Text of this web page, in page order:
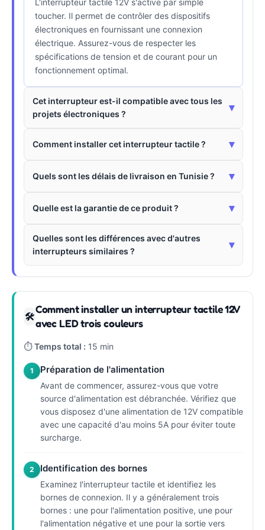
toucher. Il permet de contrôler des dispositifs
électroniques en fournissant une connexion
électrique. Assurez-vous de respecter les
spécifications de tension et de courant pour un
fonctionnement optimal.
Cet interrupteur est-il compatible avec tous les
projets électroniques ?
▾
Comment installer cet interrupteur tactile ? ▾
Quels sont les délais de livraison en Tunisie ? ▾
Quelle est la garantie de ce produit ? ▾
Quelles sont les différences avec d'autres
interrupteurs similaires ?
▾
🛠
Comment installer un interrupteur tactile 12V
avec LED trois couleurs
⏱Temps total : 15 min
1 Préparation de l'alimentation
Avant de commencer, assurez-vous que votre
source d'alimentation est débranchée. Vérifiez que
vous disposez d'une alimentation de 12V compatible
avec une capacité d'au moins 5A pour éviter toute
surcharge.
2 Identification des bornes
Examinez l'interrupteur tactile et identifiez les
bornes de connexion. Il y a généralement trois
bornes : une pour l'alimentation positive, une pour
l'alimentation négative et une pour la sortie vers